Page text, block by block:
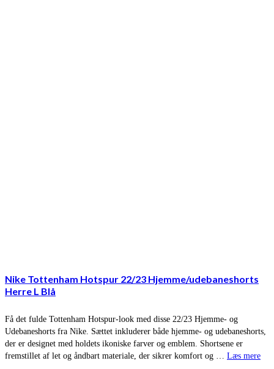
Nike Tottenham Hotspur 22/23 Hjemme/udebaneshorts
Herre L Blå
Få det fulde Tottenham Hotspur-look med disse 22/23 Hjemme- og
Udebaneshorts fra Nike. Sættet inkluderer både hjemme- og udebaneshorts,
der er designet med holdets ikoniske farver og emblem. Shortsene er
fremstillet af let og åndbart materiale, der sikrer komfort og … Læs mere